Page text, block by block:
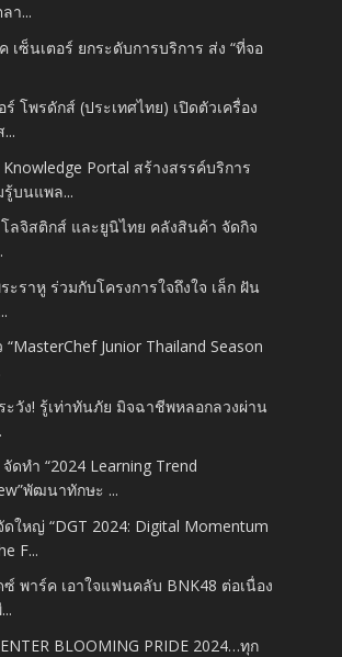
า...
เซ็นเตอร์ ยกระดับการบริการ ส่ง “ที่จอ
ร์ โพรดักส์ (ประเทศไทย) เปิดตัวเครื่อง
Portal สร้างสรรค์บริการ
รู้บนแพล...
ลจิสติกส์ และยูนิไทย คลังสินค้า จัดกิจ
ะราหู ร่วมกับโครงการใจถึงใจ เล็ก ฝัน
“MasterChef Junior Thailand Season
ะวัง! รู้เท่าทันภัย มิจฉาชีพหลอกลวงผ่าน
ดทำ “2024 Learning Trend
พัฒนาทักษะ ...
ดใหญ่ “DGT 2024: Digital Momentum
F...
ซ์ พาร์ค เอาใจแฟนคลับ BNK48 ต่อเนื่อง
BLOOMING PRIDE 2024…ทุก